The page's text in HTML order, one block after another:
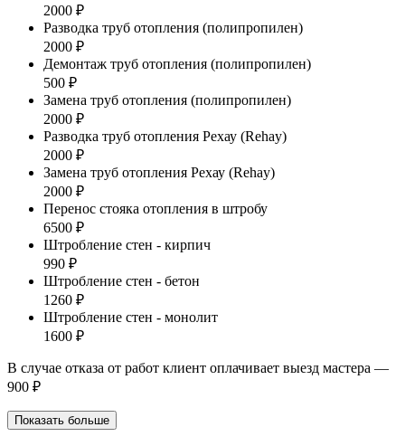
2000 ₽
Разводка труб отопления (полипропилен)
2000 ₽
Демонтаж труб отопления (полипропилен)
500 ₽
Замена труб отопления (полипропилен)
2000 ₽
Разводка труб отопления Рехау (Rehay)
2000 ₽
Замена труб отопления Рехау (Rehay)
2000 ₽
Перенос стояка отопления в штробу
6500 ₽
Штробление стен - кирпич
990 ₽
Штробление стен - бетон
1260 ₽
Штробление стен - монолит
1600 ₽
В случае отказа от работ клиент оплачивает выезд мастера —
900 ₽
Показать больше